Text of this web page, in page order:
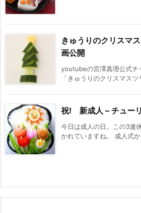
きゅうりのクリスマ
画公開
youtubeの宮澤真理公式チ
「きゅうりのクリスマス
祝! 新成人 – チュー
今日は成人の日。この3連
かれていますね。 成人式